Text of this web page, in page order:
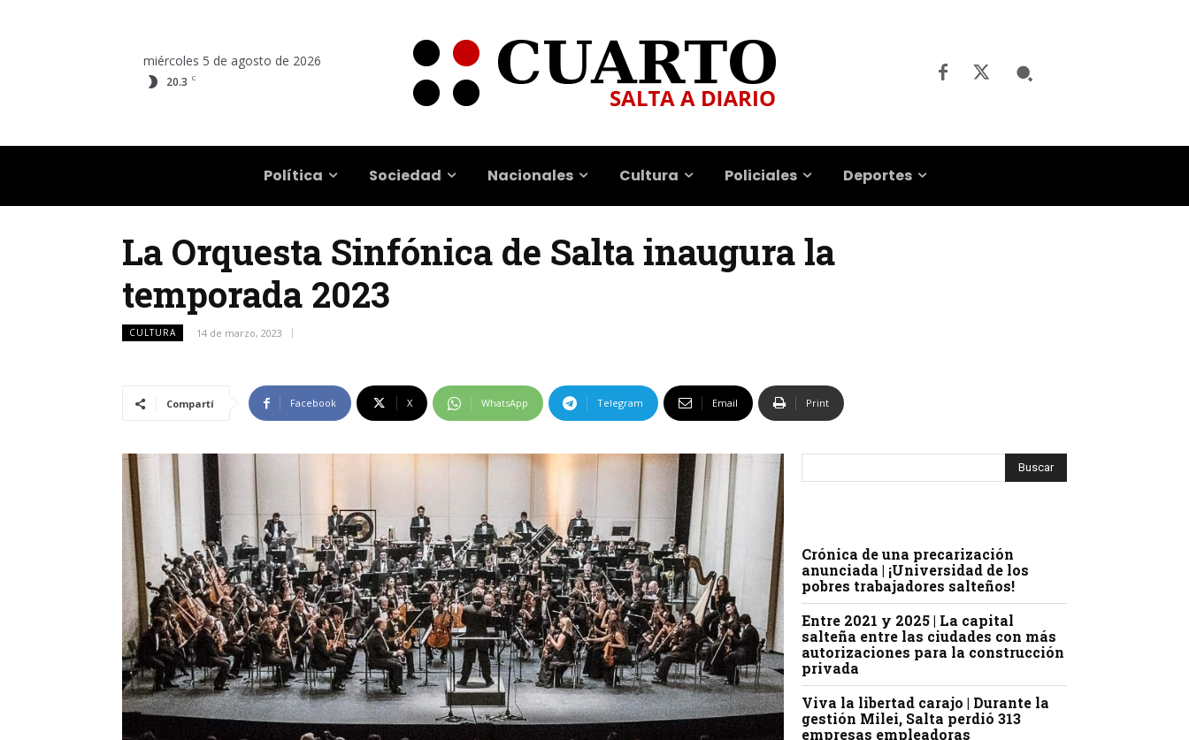
miércoles 5 de agosto de 2026
20.3 C
Política Sociedad Nacionales Cultura Policiales Deportes
La Orquesta Sinfónica de Salta inaugura la
temporada 2023
CULTURA 14 de marzo, 2023
Compartí Facebook X WhatsApp Telegram Email Print
Crónica de una precarización
anunciada | ¡Universidad de los
pobres trabajadores salteños!
Entre 2021 y 2025 | La capital
salteña entre las ciudades con más
autorizaciones para la construcción
privada
Viva la libertad carajo | Durante la
gestión Milei, Salta perdió 313
empresas empleadoras